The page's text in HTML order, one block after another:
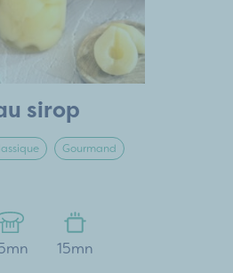
sirop
Gourmand
15mn